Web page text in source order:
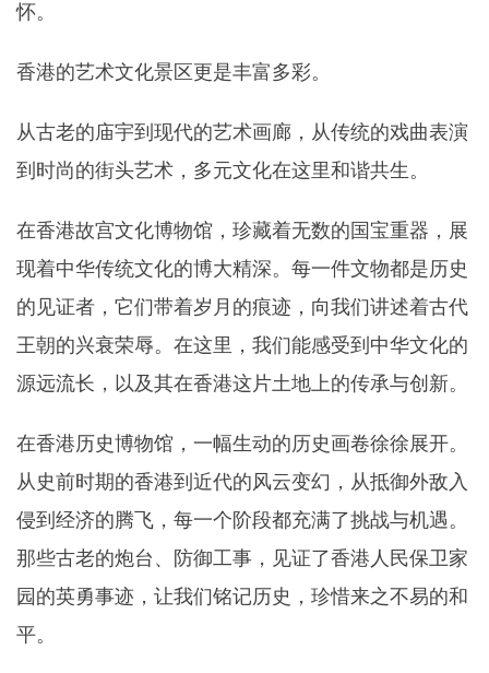
怀。
香港的艺术文化景区更是丰富多彩。
从古老的庙宇到现代的艺术画廊，从传统的戏曲表演
到时尚的街头艺术，多元文化在这里和谐共生。
在香港故宫文化博物馆，珍藏着无数的国宝重器，展
现着中华传统文化的博大精深。每一件文物都是历史
的见证者，它们带着岁月的痕迹，向我们讲述着古代
王朝的兴衰荣辱。在这里，我们能感受到中华文化的
源远流长，以及其在香港这片土地上的传承与创新。
在香港历史博物馆，一幅生动的历史画卷徐徐展开。
从史前时期的香港到近代的风云变幻，从抵御外敌入
侵到经济的腾飞，每一个阶段都充满了挑战与机遇。
那些古老的炮台、防御工事，见证了香港人民保卫家
园的英勇事迹，让我们铭记历史，珍惜来之不易的和
平。